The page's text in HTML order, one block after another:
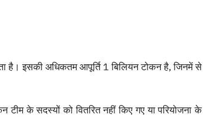
है। इसकी अधिकतम आपूर्ति 1 बिलियन टोकन है, जिनमें से
टीम के सदस्यों को वितरित नहीं किए गए या परियोजना के